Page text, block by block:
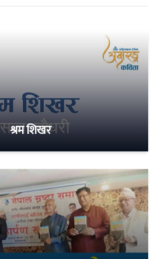
श्रम शिखर